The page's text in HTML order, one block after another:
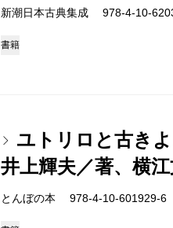
新潮日本古典集成 978-4-10-
書籍
ユトリロと古き
井上輝夫／著、横
とんぼの本 978-4-10-